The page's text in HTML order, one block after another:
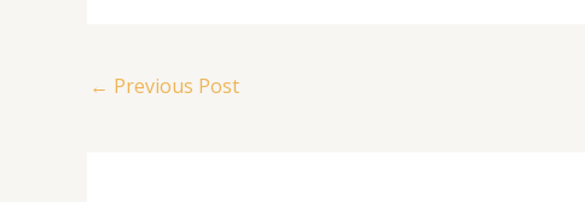
← Previous Post